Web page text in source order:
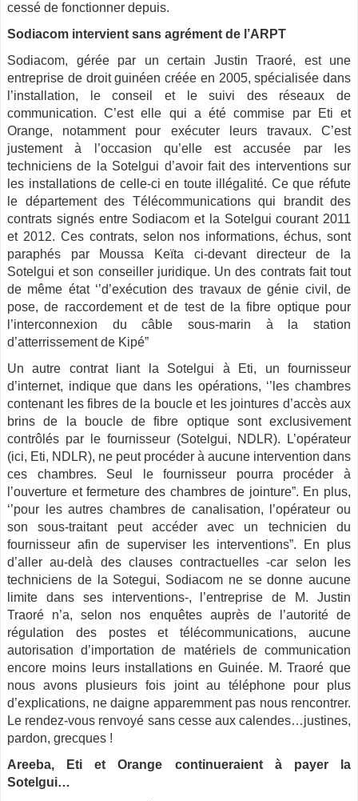
cessé de fonctionner depuis.
Sodiacom intervient sans agrément de l’ARPT
Sodiacom, gérée par un certain Justin Traoré, est une
entreprise de droit guinéen créée en 2005, spécialisée dans
l’installation, le conseil et le suivi des réseaux de
communication. C’est elle qui a été commise par Eti et
Orange, notamment pour exécuter leurs travaux. C’est
justement à l’occasion qu’elle est accusée par les
techniciens de la Sotelgui d’avoir fait des interventions sur
les installations de celle-ci en toute illégalité. Ce que réfute
le département des Télécommunications qui brandit des
contrats signés entre Sodiacom et la Sotelgui courant 2011
et 2012. Ces contrats, selon nos informations, échus, sont
paraphés par Moussa Keïta ci-devant directeur de la
Sotelgui et son conseiller juridique. Un des contrats fait tout
de même état ‘’d’exécution des travaux de génie civil, de
pose, de raccordement et de test de la fibre optique pour
l’interconnexion du câble sous-marin à la station
d’atterrissement de Kipé”
Un autre contrat liant la Sotelgui à Eti, un fournisseur
d’internet, indique que dans les opérations, ‘’les chambres
contenant les fibres de la boucle et les jointures d’accès aux
brins de la boucle de fibre optique sont exclusivement
contrôlés par le fournisseur (Sotelgui, NDLR). L’opérateur
(ici, Eti, NDLR), ne peut procéder à aucune intervention dans
ces chambres. Seul le fournisseur pourra procéder à
l’ouverture et fermeture des chambres de jointure”. En plus,
‘’pour les autres chambres de canalisation, l’opérateur ou
son sous-traitant peut accéder avec un technicien du
fournisseur afin de superviser les interventions”. En plus
d’aller au-delà des clauses contractuelles -car selon les
techniciens de la Sotegui, Sodiacom ne se donne aucune
limite dans ses interventions-, l’entreprise de M. Justin
Traoré n’a, selon nos enquêtes auprès de l’autorité de
régulation des postes et télécommunications, aucune
autorisation d’importation de matériels de communication
encore moins leurs installations en Guinée. M. Traoré que
nous avons plusieurs fois joint au téléphone pour plus
d’explications, ne daigne apparemment pas nous rencontrer.
Le rendez-vous renvoyé sans cesse aux calendes…justines,
pardon, grecques !
Areeba, Eti et Orange continueraient à payer la
Sotelgui…